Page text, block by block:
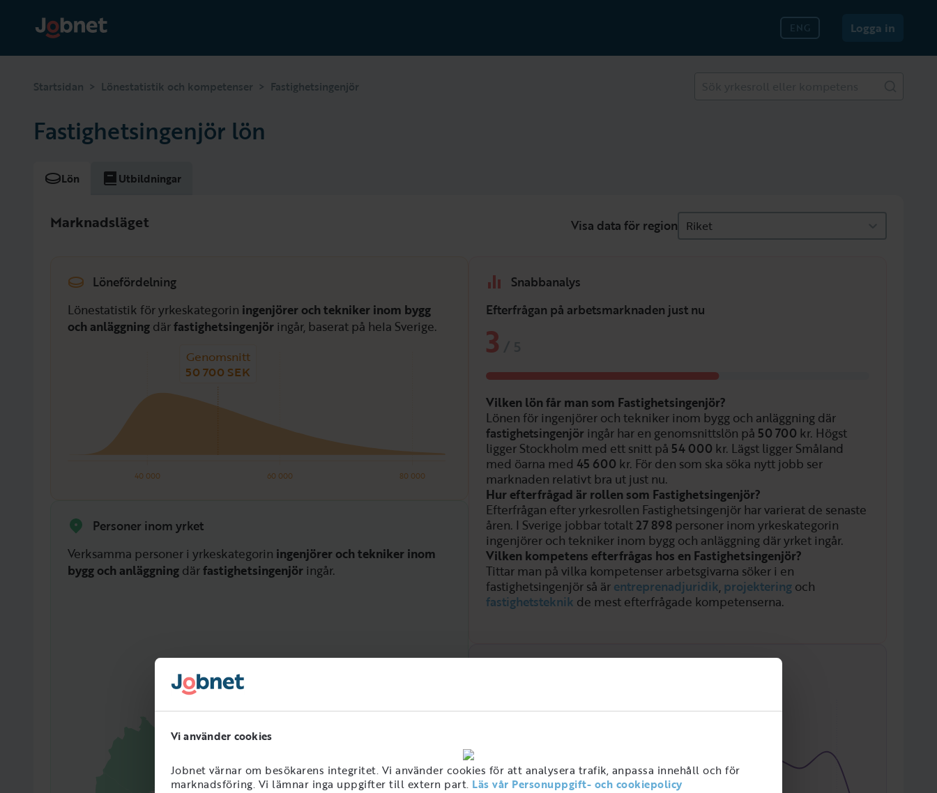
Vi använder cookies
Jobnet värnar om besökarens integritet. Vi använder cookies för att analysera trafik, anpassa innehåll och för
marknadsföring. Vi lämnar inga uppgifter till extern part. Läs vår Personuppgift- och cookiepolicy
ENG Logga in
Startsidan > Lönestatistik och kompetenser > Fastighetsingenjör
Fastighetsingenjör lön
Lön Utbildningar
Marknadsläget Visa data för region Riket
Lönefördelning
Lönestatistik för yrkeskategorin ingenjörer och tekniker inom bygg
och anläggning därfastighetsingenjör ingår, baserat på hela Sverige.
40 000 60 000 80 000
Genomsnitt
50 700 SEK
Personer inom yrket
Verksamma personer i yrkeskategorin ingenjörer och tekniker inom
bygg och anläggning därfastighetsingenjör ingår.
Snabbanalys
Efterfrågan på arbetsmarknaden just nu
3
Vilken lön får man som Fastighetsingenjör?
Lönen för ingenjörer och tekniker inom bygg och anläggning där
fastighetsingenjör ingår har en genomsnittslön på 50 700 kr. Högst
ligger Stockholm med ett snitt på 54 000 kr. Lägst ligger Småland
med öarna med 45 600 kr. För den som ska söka nytt jobb ser
marknaden relativt bra ut just nu.
Hur efterfrågad är rollen som Fastighetsingenjör?
Efterfrågan efter yrkesrollen Fastighetsingenjör har varierat de senaste
åren. I Sverige jobbar totalt27 898 personer inom yrkeskategorin
ingenjörer och tekniker inom bygg och anläggning där yrket ingår.
Vilken kompetens efterfrågas hos en Fastighetsingenjör?
Tittar man på vilka kompetenser arbetsgivarna söker i en
fastighetsingenjör så är entreprenadjuridik, projektering och
fastighetsteknik de mest efterfrågade kompetenserna.